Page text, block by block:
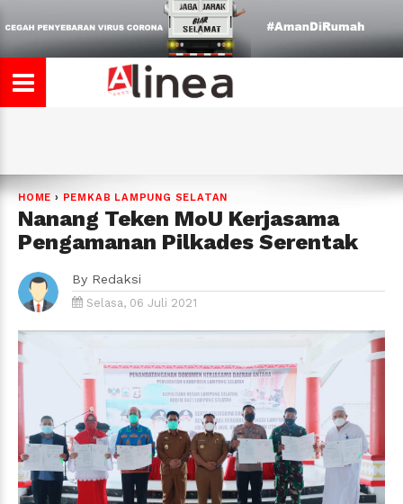
HOME › PEMKAB LAMPUNG SELATAN
Nanang Teken MoU Kerjasama
Pengamanan Pilkades Serentak
By Redaksi
Selasa, 06 Juli 2021